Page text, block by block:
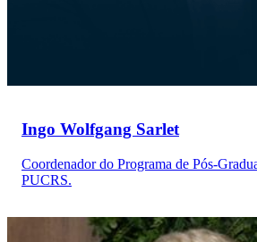
Ingo Wolfgang Sarlet
Coordenador do Programa de Pós-
PUCRS.